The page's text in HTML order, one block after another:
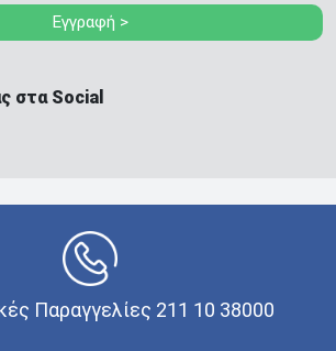
Εγγραφή >
στα Social
Παραγγελίες 211 10 38000